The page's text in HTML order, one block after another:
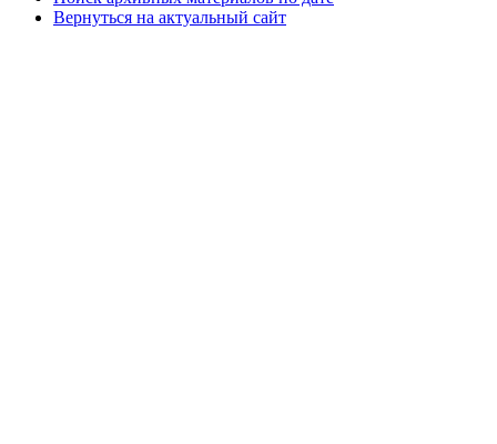
Вернуться на актуальный сайт